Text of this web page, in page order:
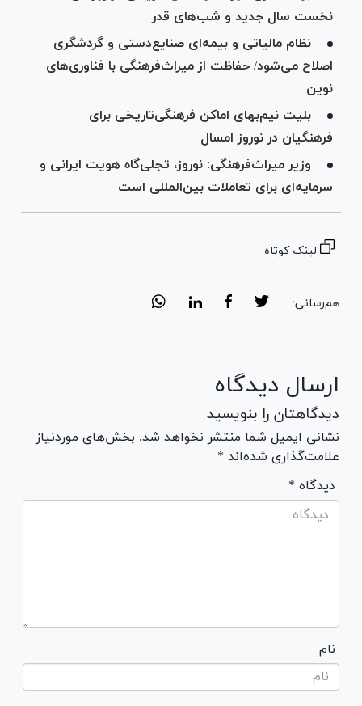
نخست سال جدید و شب‌های قدر
نظام مالیاتی و بیمه‌ای صنایع‌دستی و گردشگری
اصلاح می‌شود/ حفاظت از میراث‌فرهنگی با فناوری‌های
نوین
بلیت نیم‌بهای اماکن فرهنگی‌تاریخی برای
فرهنگیان در نوروز امسال
وزیر میراث‌فرهنگی: نوروز، تجلی‌گاه هویت ایرانی و
سرمایه‌ای برای تعاملات بین‌المللی است
لینک کوتاه
هم‌رسانی:
ارسال دیدگاه
دیدگاهتان را بنویسید
نشانی ایمیل شما منتشر نخواهد شد. بخش‌های موردنیاز
علامت‌گذاری شده‌اند *
* دیدگاه
نام